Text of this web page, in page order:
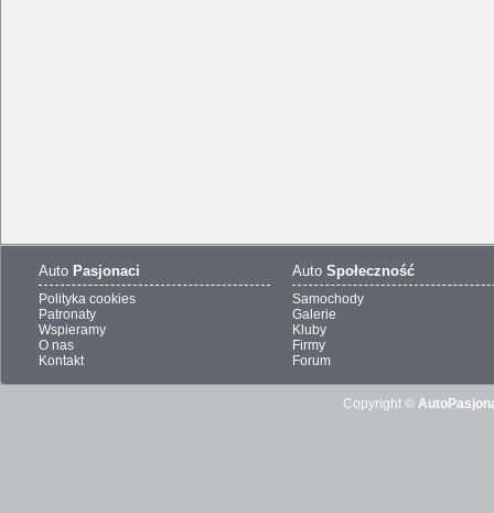
Auto Pasjonaci
Polityka cookies
Patronaty
Wspieramy
O nas
Kontakt
Auto Społeczność
Samochody
Galerie
Kluby
Firmy
Forum
Copyright ©